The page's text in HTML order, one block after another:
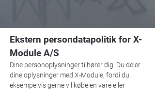
Ekstern persondatapolitik for X-
Module A/S
Dine personoplysninger tilhører dig. Du deler
dine oplysninger med X-Module, fordi du
eksempelvis gerne vil købe en vare eller